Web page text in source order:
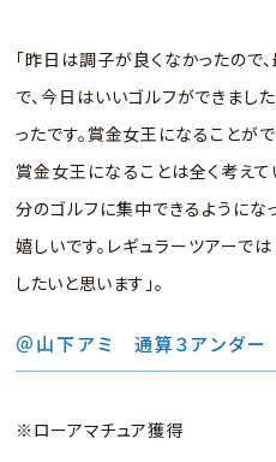
「昨日は調子が良くなかったので
で、今日はいいゴルフができまし
ったです。賞金女王になることが
賞金女王になることは全く考え
分のゴルフに集中できるようにな
嬉しいです。レギュラーツアーで
したいと思います」。
＠山下アミ 通算３アンダ
※ローアマチュア獲得